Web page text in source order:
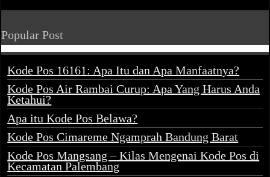
Popular Post
Kode Pos 16161: Apa Itu dan Apa Manfaatnya?
Kode Pos Air Rambai Curup: Apa Yang Harus Anda
Ketahui?
Apa itu Kode Pos Belawa?
Kode Pos Cimareme Ngamprah Bandung Barat
Kode Pos Mangsang – Kilas Mengenai Kode Pos di
Kecamatan Palembang